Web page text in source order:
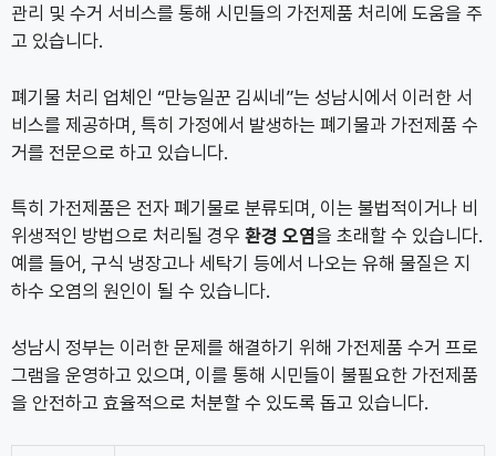
관리 및 수거 서비스를 통해 시민들의 가전제품 처리에 도움을 주
고 있습니다.
폐기물 처리 업체인 “만능일꾼 김씨네”는 성남시에서 이러한 서
비스를 제공하며, 특히 가정에서 발생하는 폐기물과 가전제품 수
거를 전문으로 하고 있습니다.
특히 가전제품은 전자 폐기물로 분류되며, 이는 불법적이거나 비
위생적인 방법으로 처리될 경우 환경 오염을 초래할 수 있습니다.
예를 들어, 구식 냉장고나 세탁기 등에서 나오는 유해 물질은 지
하수 오염의 원인이 될 수 있습니다.
성남시 정부는 이러한 문제를 해결하기 위해 가전제품 수거 프로
그램을 운영하고 있으며, 이를 통해 시민들이 불필요한 가전제품
을 안전하고 효율적으로 처분할 수 있도록 돕고 있습니다.